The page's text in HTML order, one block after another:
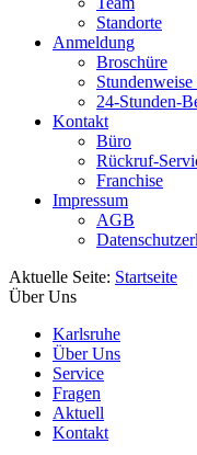
Standorte
Anmeldung
Broschüre
24-Stunden-
Kontakt
Büro
Rückruf-
Franchise
Impressum
AGB
Aktuelle Seite: Startseite
Über Uns
Karlsruhe
Über Uns
Service
Fragen
Aktuell
Kontakt